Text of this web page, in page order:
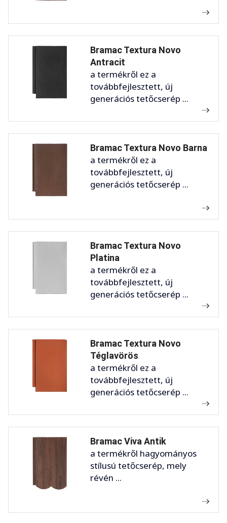
Bramac Textura Novo
Antracit
a termékről ez a
továbbfejlesztett, új
generációs tetőcserép ...
Bramac Textura Novo Barna
a termékről ez a
továbbfejlesztett, új
generációs tetőcserép ...
Bramac Textura Novo
Platina
a termékről ez a
továbbfejlesztett, új
generációs tetőcserép ...
Bramac Textura Novo
Téglavörös
a termékről ez a
továbbfejlesztett, új
generációs tetőcserép ...
Bramac Viva Antik
a termékről hagyományos
stílusú tetőcserép, mely
révén ...